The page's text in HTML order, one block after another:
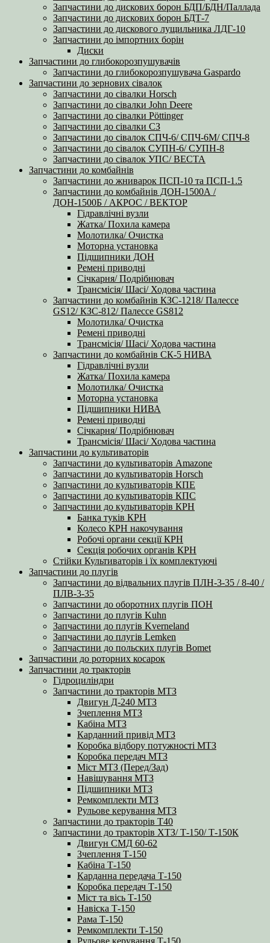
Запчастини до дискових борон БДП/БДН/Паллада
Запчастини до дискових борон БДТ-7
Запчастини до дискового лущильника ЛДГ-10
Запчастини до імпортних борін
Диски
Запчастини до глибокорозпушувачів
Запчастини до глибокорозпушувача Gaspardo
Запчастини до зернових сівалок
Запчастини до сівалки Horsch
Запчастини до сівалки John Deere
Запчастини до сівалки Pöttinger
Запчастини до сівалки СЗ
Запчастини до сівалок СПЧ-6/ СПЧ-6М/ СПЧ-8
Запчастини до сівалок СУПН-6/ СУПН-8
Запчастини до сівалок УПС/ ВЕСТА
Запчастини до комбайнів
Запчастини до жниварок ПСП-10 та ПСП-1.5
Запчастини до комбайнів ДОН-1500А /
ДОН-1500Б / АКРОС / ВЕКТОР
Гідравлічні вузли
Жатка/ Похила камера
Молотилка/ Очистка
Моторна установка
Підшипники ДОН
Ремені приводні
Січкарня/ Подрібнювач
Трансмісія/ Шасі/ Ходова частина
Запчастини до комбайнів КЗС-1218/ Палессе
GS12/ КЗС-812/ Палессе GS812
Молотилка/ Очистка
Ремені приводні
Трансмісія/ Шасі/ Ходова частина
Запчастини до комбайнів СК-5 НИВА
Гідравлічні вузли
Жатка/ Похила камера
Молотилка/ Очистка
Моторна установка
Підшипники НИВА
Ремені приводні
Січкарня/ Подрібнювач
Трансмісія/ Шасі/ Ходова частина
Запчастини до культиваторів
Запчастини до культиваторів Amazone
Запчастини до культиваторів Horsch
Запчастини до культиваторів КПЕ
Запчастини до культиваторів КПС
Запчастини до культиваторів КРН
Банка туків КРН
Колесо КРН накочування
Робочі органи секції КРН
Секція робочих органів КРН
Стійки Культиваторів і їх комплектуючі
Запчастини до плугів
Запчастини до відвальних плугів ПЛН-3-35 / 8-40 /
ПЛВ-3-35
Запчастини до оборотних плугів ПОН
Запчастини до плугів Kuhn
Запчастини до плугів Kverneland
Запчастини до плугів Lemken
Запчастини до польских плугів Bomet
Запчастини до роторних косарок
Запчастини до тракторів
Гідроциліндри
Запчастини до тракторів МТЗ
Двигун Д-240 МТЗ
Зчеплення МТЗ
Кабіна МТЗ
Карданний привід МТЗ
Коробка відбору потужності МТЗ
Коробка передач МТЗ
Міст МТЗ (Перед/Зад)
Навішування МТЗ
Підшипники МТЗ
Ремкомплекти МТЗ
Рульове керування МТЗ
Запчастини до тракторів Т40
Запчастини до тракторів ХТЗ/ Т-150/ Т-150К
Двигун СМД 60-62
Зчеплення Т-150
Кабіна Т-150
Карданна передача Т-150
Коробка передач Т-150
Міст та вісь Т-150
Навіска Т-150
Рама Т-150
Ремкомплекти Т-150
Рульове керування Т-150